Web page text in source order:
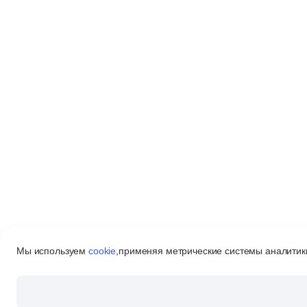
Мы используемcookie применяя метрические системы